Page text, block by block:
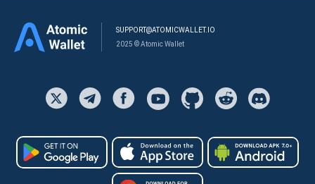
SUPPORT@ATOMICWALLET.IO
2025 © Atomic Wallet